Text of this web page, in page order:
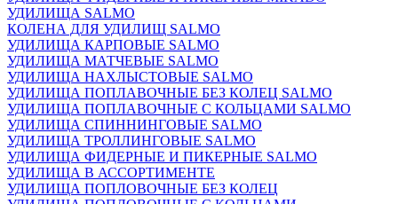
УДИЛИЩА SALMO
КОЛЕНА ДЛЯ УДИЛИЩ SALMO
УДИЛИЩА КАРПОВЫЕ SALMO
УДИЛИЩА МАТЧЕВЫЕ SALMO
УДИЛИЩА НАХЛЫСТОВЫЕ SALMO
УДИЛИЩА ПОПЛАВОЧНЫЕ БЕЗ КОЛЕЦ SALMO
УДИЛИЩА ПОПЛАВОЧНЫЕ С КОЛЬЦАМИ SALMO
УДИЛИЩА СПИННИНГОВЫЕ SALMO
УДИЛИЩА ТРОЛЛИНГОВЫЕ SALMO
УДИЛИЩА ФИДЕРНЫЕ И ПИКЕРНЫЕ SALMO
УДИЛИЩА В АССОРТИМЕНТЕ
УДИЛИЩА ПОПЛОВОЧНЫЕ БЕЗ КОЛЕЦ